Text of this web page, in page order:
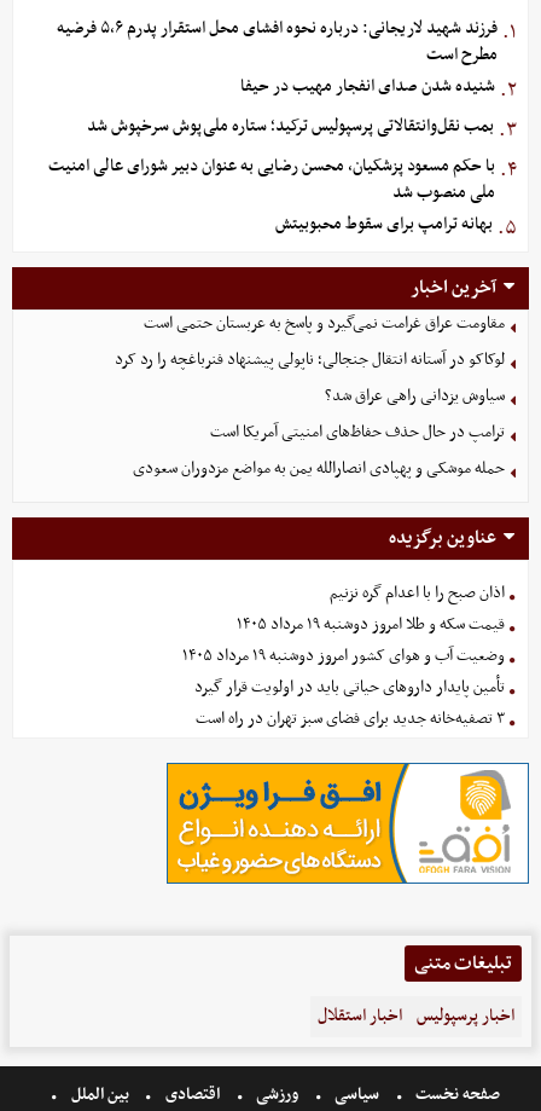
۱.
فرزند شهید لاریجانی: درباره نحوه افشای محل استقرار پدرم ۵،۶ فرضیه
مطرح است
۲. شنیده شدن صدای انفجار مهیب در حیفا
۳. بمب نقل‌وانتقالاتی پرسپولیس ترکید؛ ستاره ملی‌پوش سرخپوش شد
۴. با حکم مسعود پزشکیان، محسن رضایی به عنوان دبیر شورای عالی امنیت
ملی منصوب شد
۵. بهانه ترامپ برای سقوط محبوبیتش
آخرین اخبار
مقاومت عراق غرامت نمی‌گیرد و پاسخ به عربستان حتمی است
لوکاکو در آستانه انتقال جنجالی؛ ناپولی پیشنهاد فنرباغچه را رد کرد
سیاوش یزدانی راهی عراق شد؟
ترامپ در حال حذف حفاظ‌های امنیتی آمریکا است
حمله موشکی و پهپادی انصارالله یمن به مواضع مزدوران سعودی
عناوین برگزیده
اذان صبح را با اعدام گره نزنیم
قیمت سکه و طلا امروز دوشنبه ۱۹ مرداد ۱۴۰۵
وضعیت آب و هوای کشور امروز دوشنبه ۱۹ مرداد ۱۴۰۵
تأمین پایدار داروهای حیاتی باید در اولویت قرار گیرد
۳ تصفیه‌خانه جدید برای فضای سبز تهران در راه است
تبلیغات متنی
اخبار پرسپولیس اخبار استقلال
صفحه نخست سیاسی ورزشی اقتصادی
بین الملل